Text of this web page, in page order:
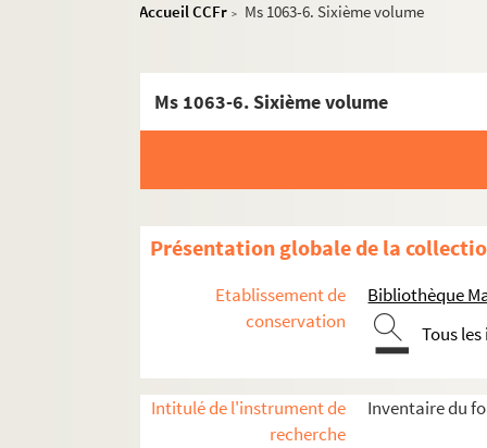
Accueil CCFr > Ms 1063-6. Sixième volume
Ms 1063-6. Sixième volume
Présentation globale de la
Etablissement de
conservation
Bibliothèque
Tous
Intitulé de l'instrument de
recherche
Inventaire du
Oeuvres de Marceline Desbordes-Valmore